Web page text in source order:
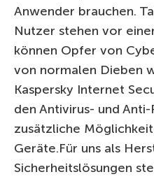
Anwender brauchen.
Nutzer stehen vor
können Opfer von
von normalen Dieben
Kaspersky Internet
den Antivirus- und
zusätzliche
Geräte.Für uns als
Sicherheitslösungen